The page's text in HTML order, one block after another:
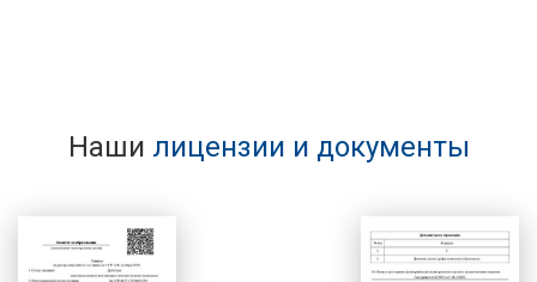
Наши лицензии и документы